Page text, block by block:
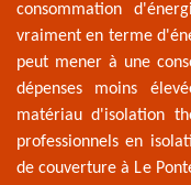
consommation
vraiment en terme
peut mener à une
dépenses moins
matériau d'isolation
professionnels en
de couverture à Le